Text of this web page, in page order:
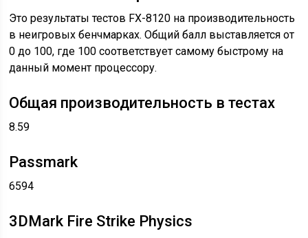
Это результаты тестов FX-8120 на производительность
в неигровых бенчмарках. Общий балл выставляется от
0 до 100, где 100 соответствует самому быстрому на
данный момент процессору.
Общая производительность в тестах
8.59
Passmark
6594
3DMark Fire Strike Physics